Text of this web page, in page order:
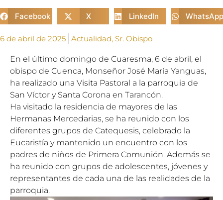
Facebook X LinkedIn WhatsApp
6 de abril de 2025 Actualidad, Sr. Obispo
En el último domingo de Cuaresma, 6 de abril, el
obispo de Cuenca, Monseñor José María Yanguas,
ha realizado una Visita Pastoral a la parroquia de
San Víctor y Santa Corona en Tarancón.
Ha visitado la residencia de mayores de las
Hermanas Mercedarias, se ha reunido con los
diferentes grupos de Catequesis, celebrado la
Eucaristía y mantenido un encuentro con los
padres de niños de Primera Comunión. Además se
ha reunido con grupos de adolescentes, jóvenes y
representantes de cada una de las realidades de la
parroquia.